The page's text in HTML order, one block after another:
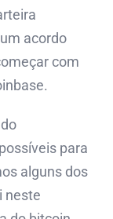
acordo
com
para
alguns dos
neste